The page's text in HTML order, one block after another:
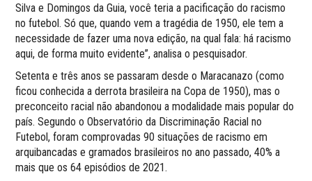
Silva e Domingos da Guia, você teria a pacificação do racismo
no futebol. Só que, quando vem a tragédia de 1950, ele tem a
necessidade de fazer uma nova edição, na qual fala: há racismo
aqui, de forma muito evidente”, analisa o pesquisador.
Setenta e três anos se passaram desde o Maracanazo (como
ficou conhecida a derrota brasileira na Copa de 1950), mas o
preconceito racial não abandonou a modalidade mais popular do
país. Segundo o Observatório da Discriminação Racial no
Futebol, foram comprovadas 90 situações de racismo em
arquibancadas e gramados brasileiros no ano passado, 40% a
mais que os 64 episódios de 2021.